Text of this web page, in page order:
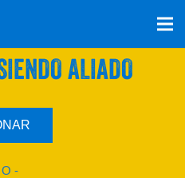
PLAN CON UNA
ALIADO
-